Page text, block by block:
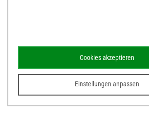
Schematismus
© 2026Webdesign für Jena von der DATA
Einstellungen anpassen
Cookies akzeptieren